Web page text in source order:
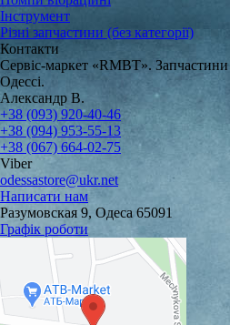
Інструмент
Різні запчастини (без категорії)
Контакти
Сервіс-маркет «RMBT». Запчастини
Одессі.
Александр В.
+38 (093) 920-40-46
+38 (094) 953-55-13
+38 (067) 664-02-75
Viber
odessastore@ukr.net
Написати нам
Разумовская 9, Одеса 65091
Графік роботи